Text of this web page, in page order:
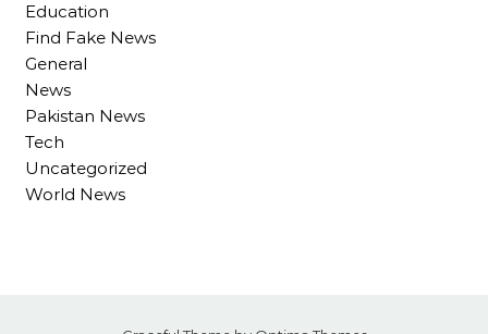
Education
Find Fake News
General
News
Pakistan News
Tech
Uncategorized
World News